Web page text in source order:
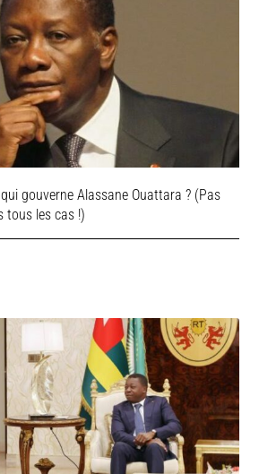
qui gouverne Alassane Ouattara ? (Pas
tous les cas !)